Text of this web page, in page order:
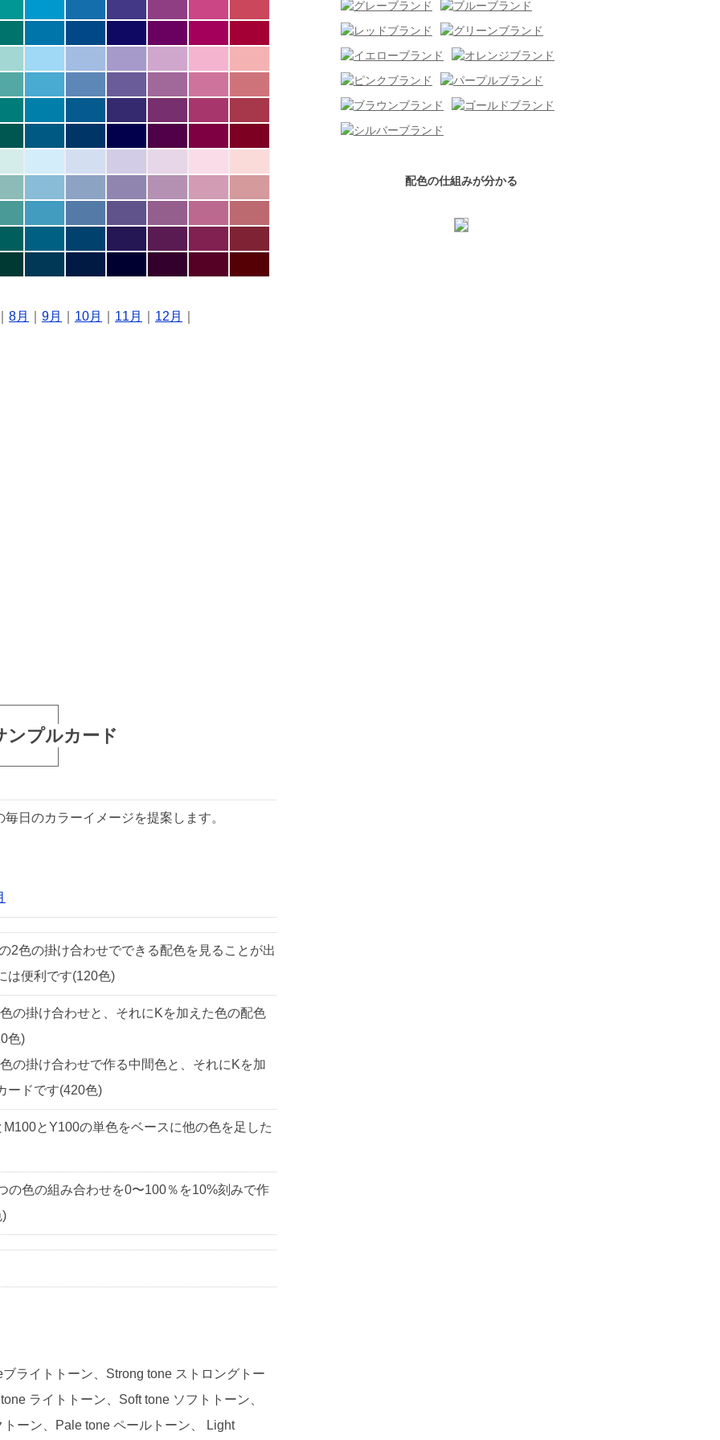
8月 9月 10月 11月 12月
ンプルカード
毎日のカラーイメージを提案します。
2色の掛け合わせでできる配色を見ることが出
は便利です(120色)
色の掛け合わせと、それにKを加えた色の配色
色)
色の掛け合わせで作る中間色と、それにKを加
ードです(420色)
M100とY100の単色をベースに他の色を足した
の色の組み合わせを0〜100％を10%刻みで作
)
ライトトーン、Strong tone ストロングトー
ライトトーン、Soft tone ソフトトーン、
ーン、Pale tone ペールトーン、 Light
配色の仕組みが分かる